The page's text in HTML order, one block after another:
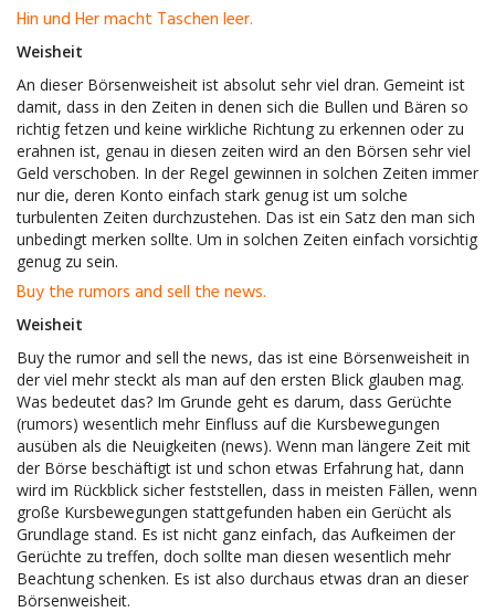
Hin und Her macht Taschen leer.
Weisheit
An dieser Börsenweisheit ist absolut sehr viel dran. Gemeint ist
damit, dass in den Zeiten in denen sich die Bullen und Bären so
richtig fetzen und keine wirkliche Richtung zu erkennen oder zu
erahnen ist, genau in diesen zeiten wird an den Börsen sehr viel
Geld verschoben. In der Regel gewinnen in solchen Zeiten immer
nur die, deren Konto einfach stark genug ist um solche
turbulenten Zeiten durchzustehen. Das ist ein Satz den man sich
unbedingt merken sollte. Um in solchen Zeiten einfach vorsichtig
genug zu sein.
Buy the rumors and sell the news.
Weisheit
Buy the rumor and sell the news, das ist eine Börsenweisheit in
der viel mehr steckt als man auf den ersten Blick glauben mag.
Was bedeutet das? Im Grunde geht es darum, dass Gerüchte
(rumors) wesentlich mehr Einfluss auf die Kursbewegungen
ausüben als die Neuigkeiten (news). Wenn man längere Zeit mit
der Börse beschäftigt ist und schon etwas Erfahrung hat, dann
wird im Rückblick sicher feststellen, dass in meisten Fällen, wenn
große Kursbewegungen stattgefunden haben ein Gerücht als
Grundlage stand. Es ist nicht ganz einfach, das Aufkeimen der
Gerüchte zu treffen, doch sollte man diesen wesentlich mehr
Beachtung schenken. Es ist also durchaus etwas dran an dieser
Börsenweisheit.